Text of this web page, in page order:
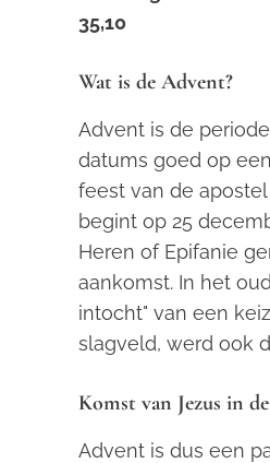
35,10
Wat is de Advent?
Advent is de
datums goed op
feest van de
begint op 25
Heren of Epifanie
aankomst. In het
intocht" van een
slagveld, werd ook
Komst van Jezus in
Advent is dus een